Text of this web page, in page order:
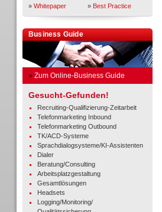
» Whitepaper » Best Practice
Business Guide
» Zum Online-Business Guide
Gesucht-Gefunden!
Recruiting-Qualifizierung-Zeitarbeit
Telefonmarketing Inbound
Telefonmarketing Outbound
TK/ACD-Systeme
Sprachdialogsysteme/KI-Assistenten
Dialer
Beratung/Consulting
Arbeitsplatzgestaltung
Gesamtlösungen
Headsets
Logging/Monitoring/